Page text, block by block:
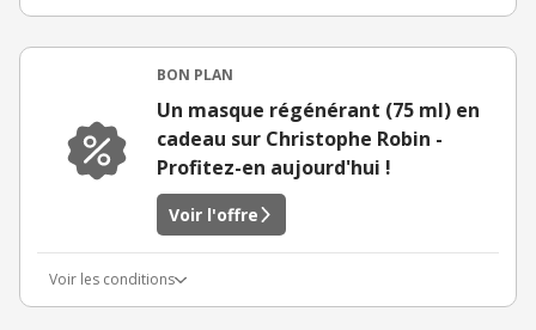
BON PLAN
Un masque régénérant (75 ml) en
cadeau sur Christophe Robin -
Profitez-en aujourd'hui !
Voir l'offre
Voir les conditions